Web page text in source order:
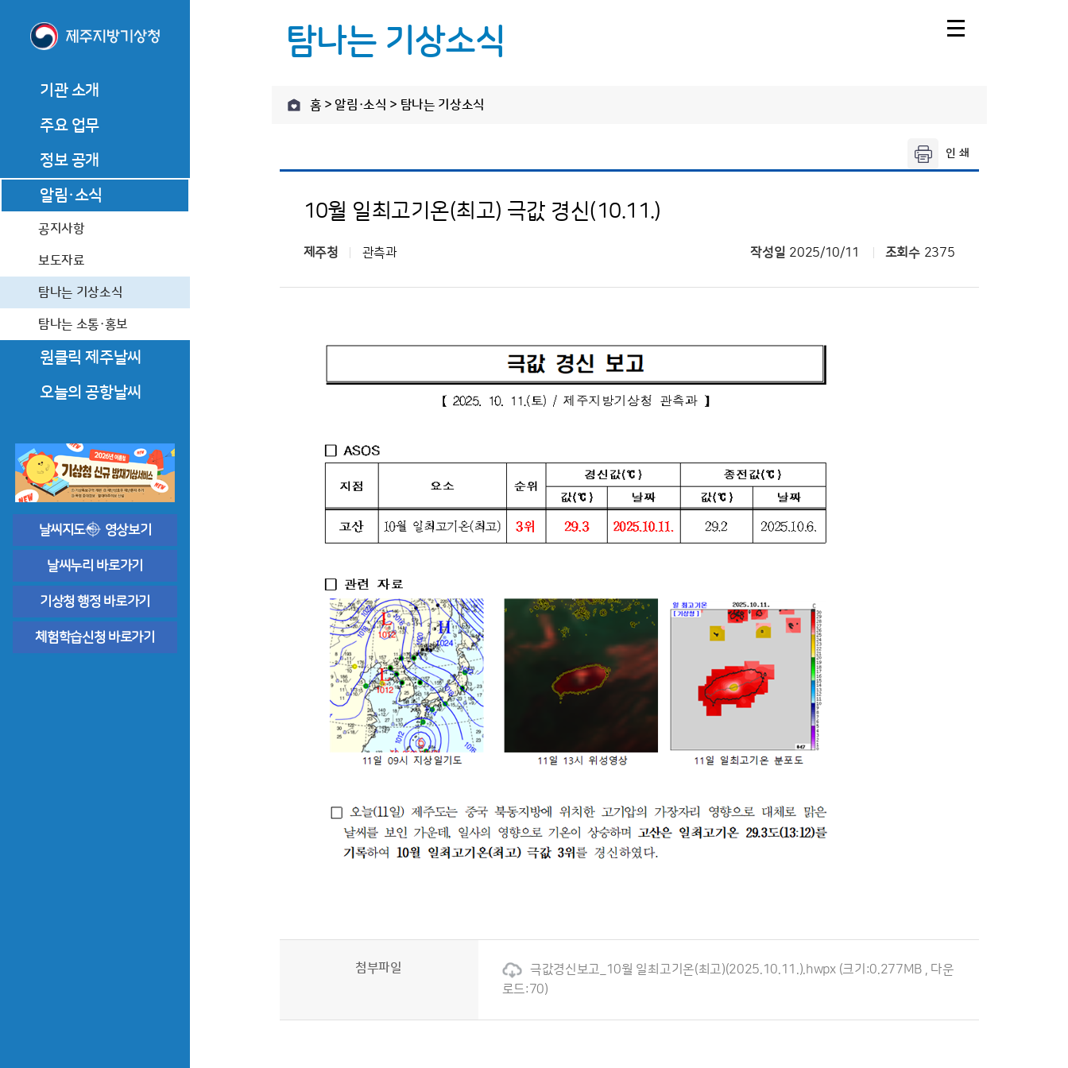
기관 소개
기관장 소개
기관장 인사말
역대기관장
기관장과의 대화
기관 연혁
조직·직원
찾아오시는 길
주요 업무
관측업무
예보업무
기후서비스 업무
정보 공개
정보공개제도 안내
정보공개 청구
사전정보 공개
업무추진비
수의 계약 정보
상품권 구매현황
알림·소식
공지사항
보도자료
탐나는 기상소식
탐나는 소통·홍보
원클릭 제주날씨
한라산·오름·올레·둘레길
바다날씨
상세한 날씨해설
오늘의 공항날씨
공항기상정보
날씨지도 영상보기
날씨누리 바로가기
기상청 행정 바로가기
체험학습신청 바로가기
역대기관장
조직·직원
찾아오시는 길
주요 업무
관측업무
정보 공개
정보공개제도 안내
정보공개 청구
업무추진비
공지사항
보도자료
한라산·오름·올레·둘레길
바다날씨 날씨누리
탐나는 기상소식
홈 > 알림·소식 > 탐나는 기상소식
10월 일최고기온(최고) 극값 경신(10.11.)
제주청 관측과 작성일 2025/10/11 조회수 2375
첨부파일 극값경신보고_10월 일최고기온(최고)(2025.10.11.).hwpx (크기:0.277MB , 다운
로드:70)